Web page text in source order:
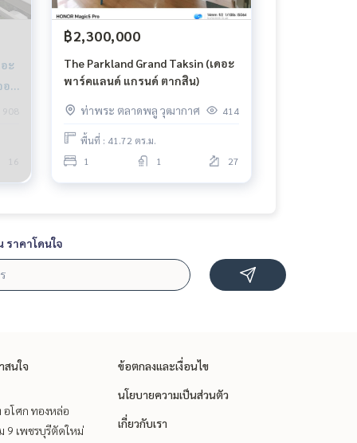
ะ
ด
908
16
฿2,300,000
The Parkland Grand Taksin (เดอะ
พาร์คแลนด์ แกรนด์ ตากสิน)
ท่าพระ ตลาดพลู วุฒากาศ 414
พื้นที่ : 41.72 ตร.ม.
1
1 27
ราคาโดนใจ
สนใจ
อโศก ทองหล่อ
9 เพชรบุรีตัดใหม่
ข้อตกลงและเงื่อนไข
นโยบายความเป็นส่วนตัว
เกี่ยวกับเรา